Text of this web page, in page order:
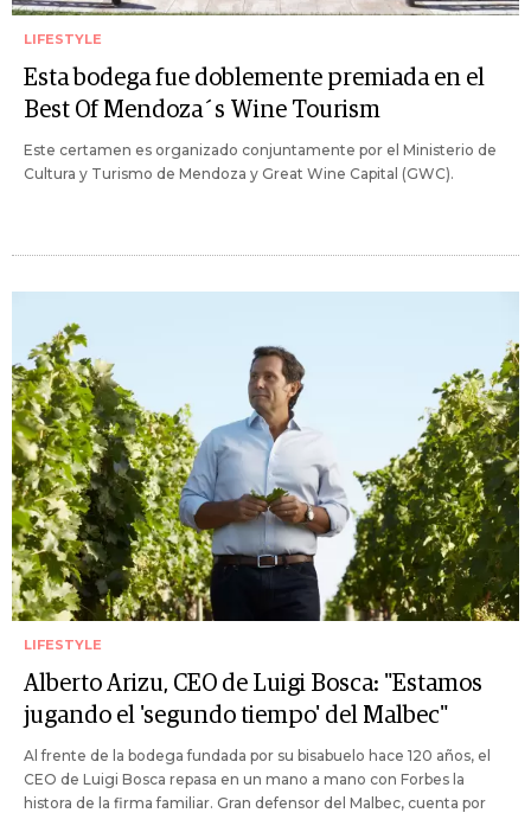
LIFESTYLE
Esta bodega fue doblemente premiada en el
Best Of Mendoza´s Wine Tourism
Este certamen es organizado conjuntamente por el Ministerio de
Cultura y Turismo de Mendoza y Great Wine Capital (GWC).
LIFESTYLE
Alberto Arizu, CEO de Luigi Bosca: "Estamos
jugando el 'segundo tiempo' del Malbec"
Al frente de la bodega fundada por su bisabuelo hace 120 años, el
CEO de Luigi Bosca repasa en un mano a mano con Forbes la
histora de la firma familiar. Gran defensor del Malbec, cuenta por